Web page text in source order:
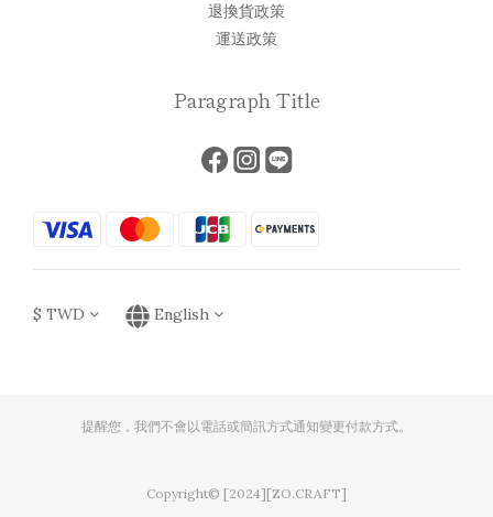
退換貨政策
運送政策
Paragraph Title
$ TWD English
提醒您，我們不會以電話或簡訊方式通知變更付款方式。
Copyright© [2024][ZO.CRAFT]